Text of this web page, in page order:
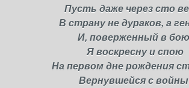
Пусть даже через сто
В страну не дураков, а
И, поверженный в
Я воскресну и спою
На первом дне рождения
Вернувшейся с войны